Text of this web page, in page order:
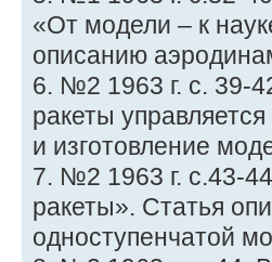
«От модели – к
описанию
6. №2 1963 г. с. 39-
ракеты
и изготовление
7. №2 1963 г. с.43-
ракеты». Статья
одноступенчатой